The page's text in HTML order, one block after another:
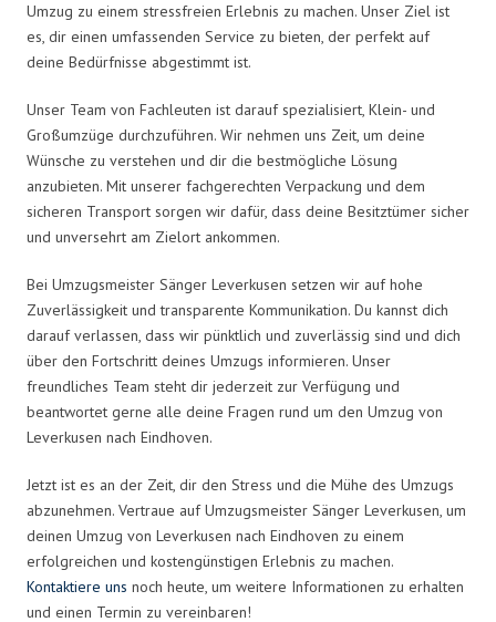
Umzug zu einem stressfreien Erlebnis zu machen. Unser Ziel ist
es, dir einen umfassenden Service zu bieten, der perfekt auf
deine Bedürfnisse abgestimmt ist.
Unser Team von Fachleuten ist darauf spezialisiert, Klein- und
Großumzüge durchzuführen. Wir nehmen uns Zeit, um deine
Wünsche zu verstehen und dir die bestmögliche Lösung
anzubieten. Mit unserer fachgerechten Verpackung und dem
sicheren Transport sorgen wir dafür, dass deine Besitztümer sicher
und unversehrt am Zielort ankommen.
Bei Umzugsmeister Sänger Leverkusen setzen wir auf hohe
Zuverlässigkeit und transparente Kommunikation. Du kannst dich
darauf verlassen, dass wir pünktlich und zuverlässig sind und dich
über den Fortschritt deines Umzugs informieren. Unser
freundliches Team steht dir jederzeit zur Verfügung und
beantwortet gerne alle deine Fragen rund um den Umzug von
Leverkusen nach Eindhoven.
Jetzt ist es an der Zeit, dir den Stress und die Mühe des Umzugs
abzunehmen. Vertraue auf Umzugsmeister Sänger Leverkusen, um
deinen Umzug von Leverkusen nach Eindhoven zu einem
erfolgreichen und kostengünstigen Erlebnis zu machen.
Kontaktiere uns noch heute, um weitere Informationen zu erhalten
und einen Termin zu vereinbaren!